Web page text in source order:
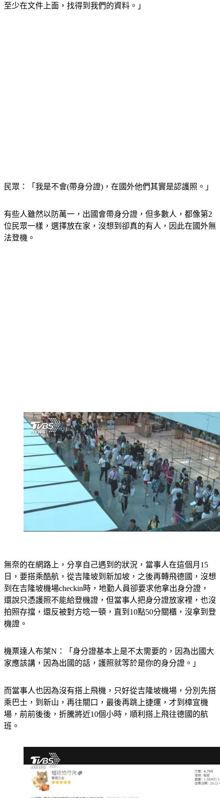
至少在文件上面，找得到我們的資料。」
民眾：「我是不會(帶身分證)，在國外他們其實是認護照。」
有些人雖然以防萬一，出國會帶身分證，但多數人，都像第2
位民眾一樣，選擇放在家，沒想到卻真的有人，因此在國外無
法登機。
無奈的在網路上，分享自己遇到的狀況，當事人在這個月15
日，要搭乘酷航，從吉隆坡到新加坡，之後再轉飛德國，沒想
到在吉隆坡機場checkin時，地勤人員卻要求他拿出身分證，
還說只憑護照不能給登機證，但當事人把身分證放家裡，也沒
拍照存擋，還反被對方唸一頓，直到10點50分關櫃，沒拿到登
機證。
機票達人布萊N：「身分證基本上是不太需要的，因為出國大
家應該講，因為出國的話，護照就等於是你的身分證。」
而當事人也因為沒有搭上飛機，只好從吉隆坡機場，分別先搭
乘巴士，到新山，再往關口，最後再跳上捷運，才到樟宜機
場，前前後後，折騰將近10個小時，順利搭上飛往德國的航
班。